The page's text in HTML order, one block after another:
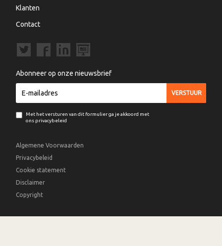
Klanten
Contact
Abonneer op onze nieuwsbrief
Met het versturen van dit formulier ga je akkoord met
ons privacybeleid
Algemene Voorwaarden
Privacybeleid
Cookie statement
Disclaimer
Copyright